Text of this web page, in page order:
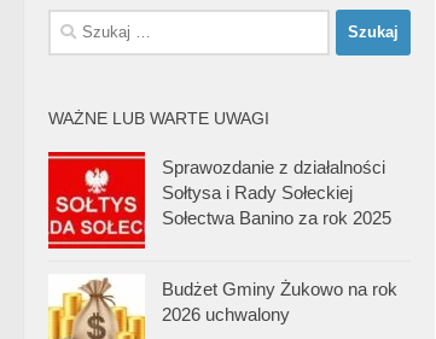
Szukaj:
WAŻNE LUB WARTE UWAGI
Sprawozdanie z działalności
Sołtysa i Rady Sołeckiej
Sołectwa Banino za rok 2025
Budżet Gminy Żukowo na rok
2026 uchwalony